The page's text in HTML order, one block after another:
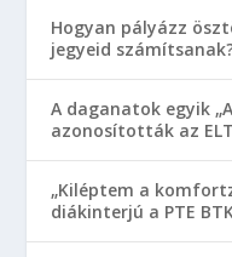
Hogyan pályázz
jegyeid
A daganatok egyik
azonosították az
„Kiléptem a
diákinterjú a PTE